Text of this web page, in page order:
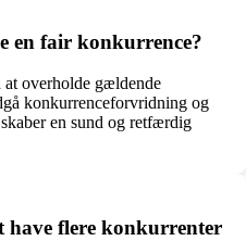
en fair konkurrence?
at overholde gældende
konkurrenceforvridning og
en sund og retfærdig
have flere konkurrenter